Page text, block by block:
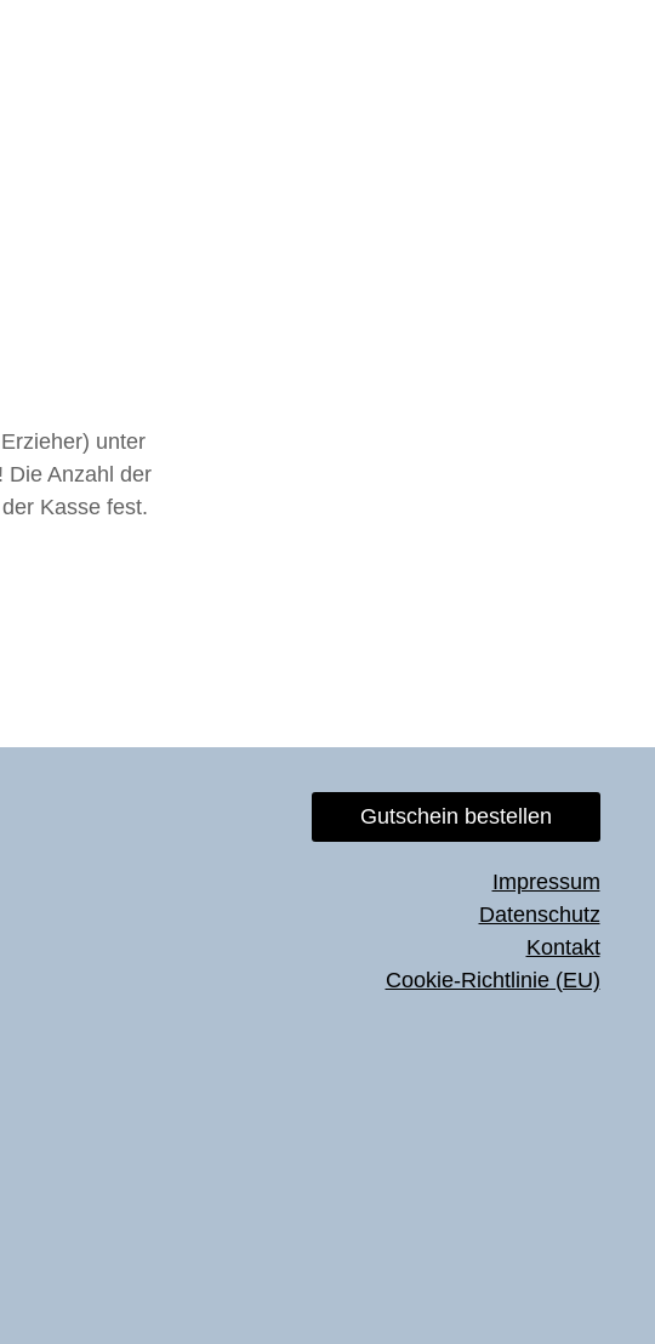
unter
Die Anzahl der
Kasse fest.
Gutschein bestellen
Impressum
Datenschutz
Kontakt
Cookie-Richtlinie (EU)